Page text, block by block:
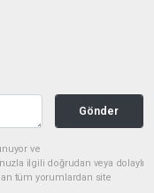
Gönder
ve
ilgili doğrudan veya dolaylı
tüm yorumlardan site